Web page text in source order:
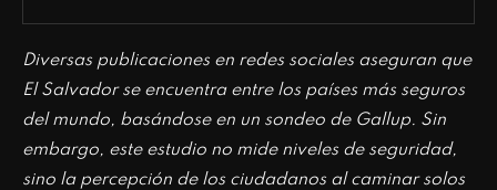
Diversas publicaciones en redes sociales aseguran que
El Salvador se encuentra entre los países más seguros
del mundo, basándose en un sondeo de Gallup. Sin
embargo, este estudio no mide niveles de seguridad,
sino la percepción de los ciudadanos al caminar solos